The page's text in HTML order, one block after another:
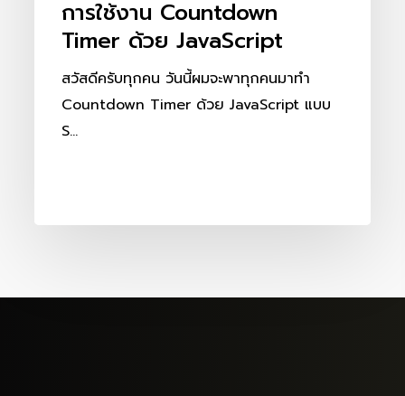
การใช้งาน Countdown
Timer ด้วย JavaScript
สวัสดีครับทุกคน วันนี้ผมจะพาทุกคนมาทำ
Countdown Timer ด้วย JavaScript แบบ
S…